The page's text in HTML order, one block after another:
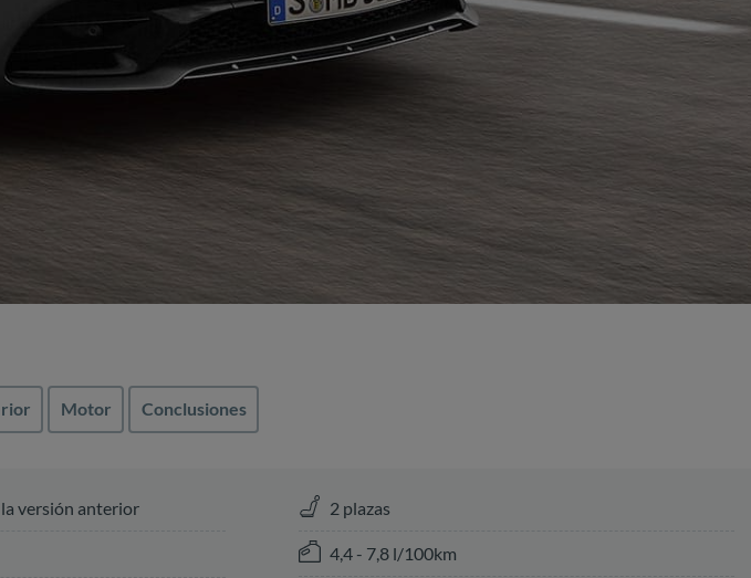
Motor Conclusiones
versión anterior 2 plazas
4,4 - 7,8 l/100km